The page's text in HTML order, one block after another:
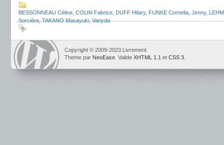
BESSONNEAU Céline COLIN Fabrice DUFF Hilary, FUNKE Cornelia Jenny,
Sorcière,TAKANO Masayuki,Vanyda
Copyright © 2009-2023 Livrement
Theme par NeoEase . Valide XHTML 1.1 et CSS 3